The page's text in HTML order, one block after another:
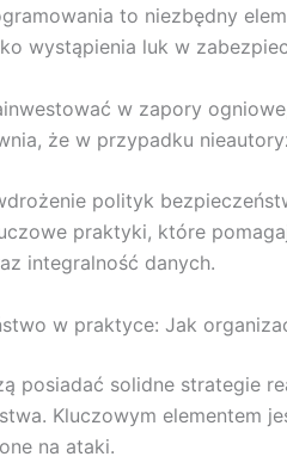
to niezbędny
wystąpienia luk w
w zapory
że w przypadku
polityk
praktyki, które
integralność danych.
w praktyce: Jak
posiadać solidne strategie
Kluczowym elementem
na ataki.